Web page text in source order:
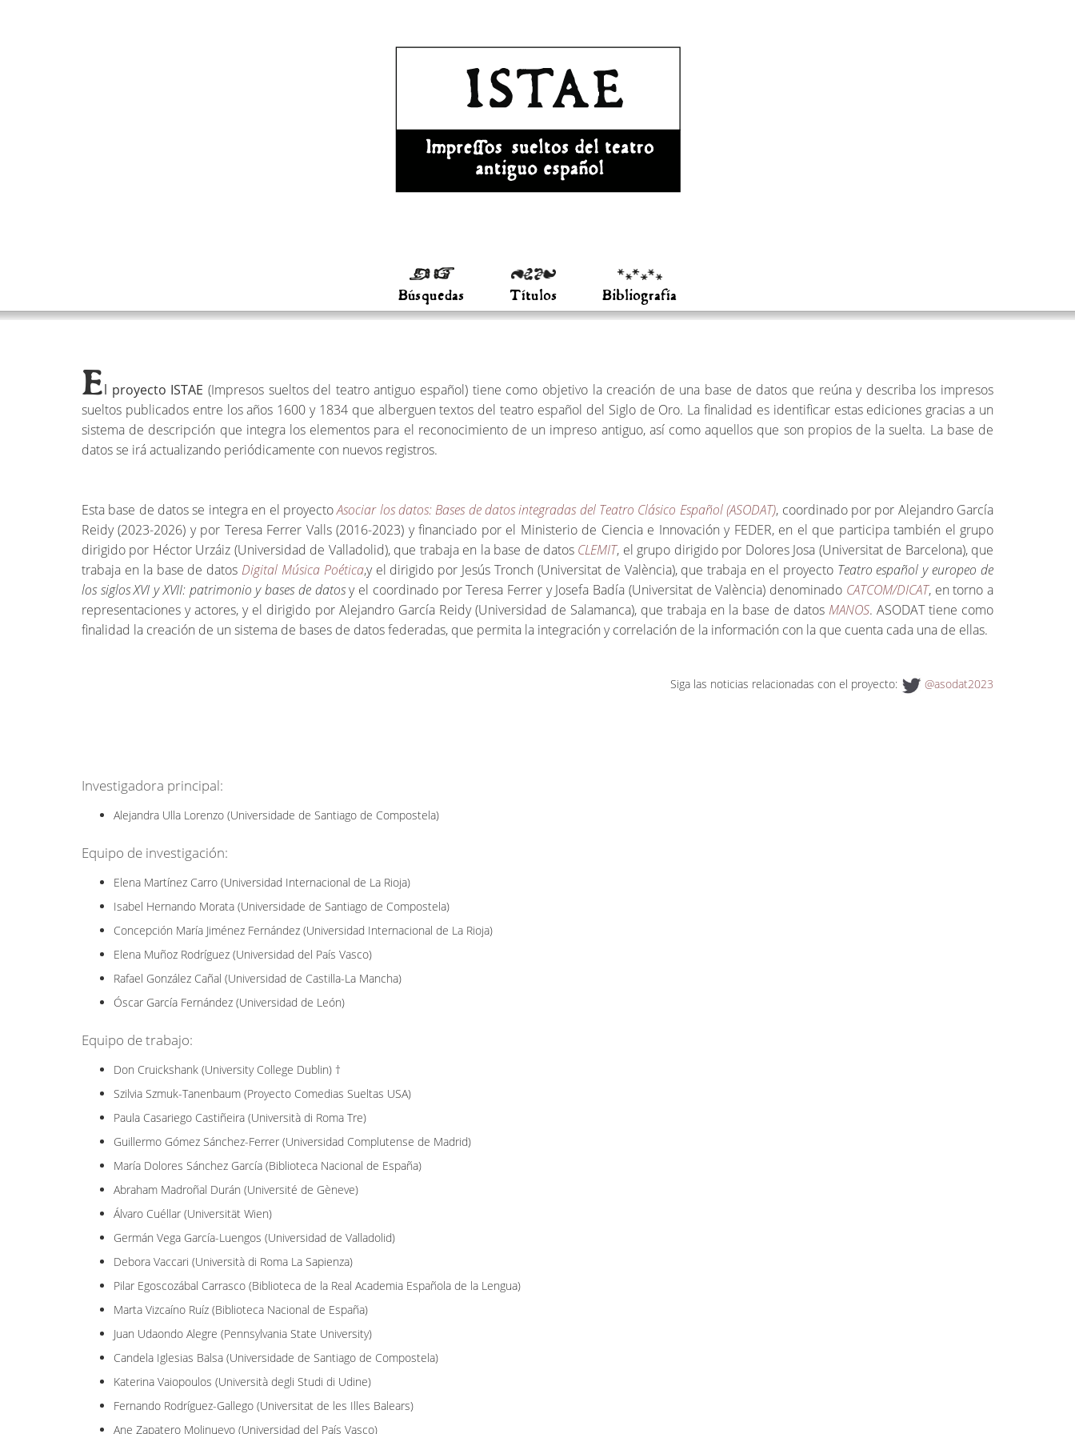
Búsquedas Títulos Bibliografía
El proyecto ISTAE (Impresos sueltos del teatro antiguo español) tiene como objetivo la creación de una base de datos que reúna y describa los impresos
sueltos publicados entre los años 1600 y 1834 que alberguen textos del teatro español del Siglo de Oro. La finalidad es identificar estas ediciones gracias a un
sistema de descripción que integra los elementos para el reconocimiento de un impreso antiguo, así como aquellos que son propios de la suelta. La base de
datos se irá actualizando periódicamente con nuevos registros.
Esta base de datos se integra en el proyectoAsociar los datos: Bases de datos integradas del Teatro Clásico Español (ASODAT), coordinado por por Alejandro García
Reidy (2023-2026) y por Teresa Ferrer Valls (2016-2023) y financiado por el Ministerio de Ciencia e Innovación y FEDER, en el que participa también el grupo
dirigido por Héctor Urzáiz (Universidad de Valladolid), que trabaja en la base de datos CLEMIT, el grupo dirigido por Dolores Josa (Universitat de Barcelona), que
trabaja en la base de datos Digital Música Poética,y el dirigido por Jesús Tronch (Universitat de València), que trabaja en el proyecto Teatro español y europeo de
los siglos XVI y XVII: patrimonio y bases de datosy el coordinado por Teresa Ferrer y Josefa Badía (Universitat de València) denominado CATCOM/DICAT, en torno a
representaciones y actores, y el dirigido por Alejandro García Reidy (Universidad de Salamanca), que trabaja en la base de datos MANOS. ASODAT tiene como
finalidad la creación de un sistema de bases de datos federadas, que permita la integración y correlación de la información con la que cuenta cada una de ellas.
Siga las noticias relacionadas con el proyecto: @asodat2023
Investigadora principal:
Alejandra Ulla Lorenzo (Universidade de Santiago de Compostela)
Equipo de investigación:
Elena Martínez Carro (Universidad Internacional de La Rioja)
Isabel Hernando Morata (Universidade de Santiago de Compostela)
Concepción María Jiménez Fernández (Universidad Internacional de La Rioja)
Elena Muñoz Rodríguez (Universidad del País Vasco)
Rafael González Cañal (Universidad de Castilla-La Mancha)
Óscar García Fernández (Universidad de León)
Equipo de trabajo:
Don Cruickshank (University College Dublin) †
Szilvia Szmuk-Tanenbaum (Proyecto Comedias Sueltas USA)
Paula Casariego Castiñeira (Università di Roma Tre)
Guillermo Gómez Sánchez-Ferrer (Universidad Complutense de Madrid)
María Dolores Sánchez García (Biblioteca Nacional de España)
Abraham Madroñal Durán (Université de Gèneve)
Álvaro Cuéllar (Universität Wien)
Germán Vega García-Luengos (Universidad de Valladolid)
Debora Vaccari (Università di Roma La Sapienza)
Pilar Egoscozábal Carrasco (Biblioteca de la Real Academia Española de la Lengua)
Marta Vizcaíno Ruíz (Biblioteca Nacional de España)
Juan Udaondo Alegre (Pennsylvania State University)
Candela Iglesias Balsa (Universidade de Santiago de Compostela)
Katerina Vaiopoulos (Università degli Studi di Udine)
Fernando Rodríguez-Gallego (Universitat de les Illes Balears)
Ane Zapatero Molinuevo (Universidad del País Vasco)